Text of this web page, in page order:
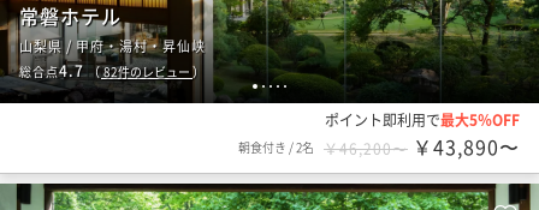
12 345
常磐ホテル
山梨県 / 甲府・湯村・昇仙峡
総合点4.7（82件のレビュー ）
ポイント即利用で最大5％OFF
朝食付き /2名 ￥46,200〜 ￥43,890〜